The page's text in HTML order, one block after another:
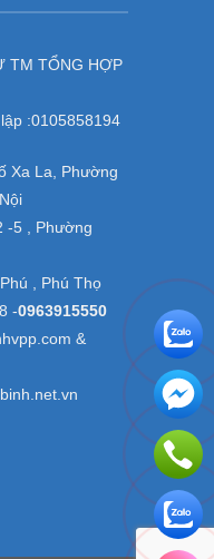
TM TỔNG HỢP
:0105858194
Xa La, Phường
-5 , Phường
, Phú Thọ
-0963915550
&